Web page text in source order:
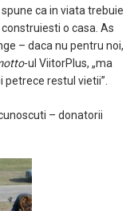
ca in viata trebuie
o casa. As
– daca nu pentru noi,
-ul ViitorPlus, „ma
restul vietii”.
– donatorii